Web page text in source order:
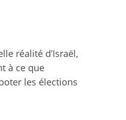
réalité d’Israël,
à ce que
les élections